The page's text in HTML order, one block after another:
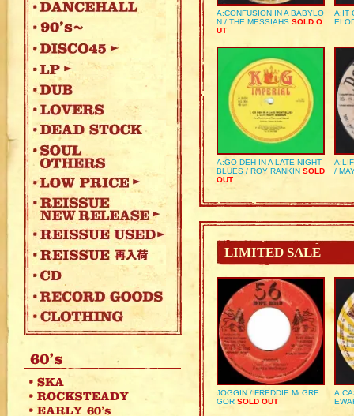
A:CONFUSION IN A BABYLO
N / THE MESSIAHS SOLD O
UT
A:IT
A:GO DEH IN A LATE NIGHT
BLUES / ROY RANKIN SOLD
OUT
/
LIMITED SALE
JOGGIN / FREDDIE McGRE
GOR SOLD OUT